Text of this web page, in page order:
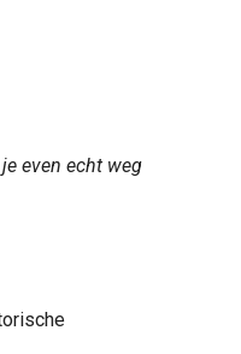
even echt weg